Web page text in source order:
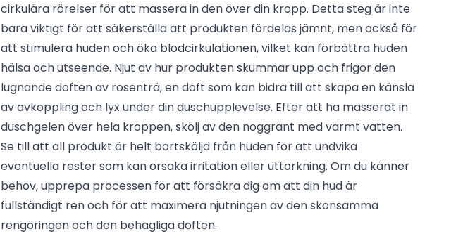
cirkulära rörelser för att massera in den över din kropp. Detta steg är inte
bara viktigt för att säkerställa att produkten fördelas jämnt, men också för
att stimulera huden och öka blodcirkulationen, vilket kan förbättra huden
hälsa och utseende. Njut av hur produkten skummar upp och frigör den
lugnande doften av rosenträ, en doft som kan bidra till att skapa en känsla
av avkoppling och lyx under din duschupplevelse. Efter att ha masserat in
duschgelen över hela kroppen, skölj av den noggrant med varmt vatten.
Se till att all produkt är helt bortsköljd från huden för att undvika
eventuella rester som kan orsaka irritation eller uttorkning. Om du känner
behov, upprepa processen för att försäkra dig om att din hud är
fullständigt ren och för att maximera njutningen av den skonsamma
rengöringen och den behagliga doften.